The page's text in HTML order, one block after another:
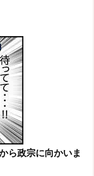
ら政宗に向かいま